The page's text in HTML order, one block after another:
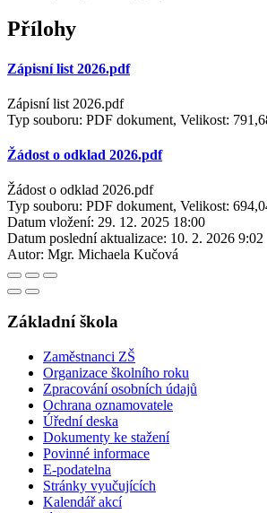
Přílohy
Zápisní list 2026.pdf
Zápisní list 2026.pdf
Typ souboru: PDF dokument, Velikost:
Žádost o odklad 2026.pdf
Žádost o odklad 2026.pdf
Typ souboru: PDF dokument, Velikost:
Datum vložení: 29. 12. 2025 18:00
Datum poslední aktualizace: 10. 2. 2026 9:02
Autor: Mgr. Michaela Kučová
Základní škola
Zaměstnanci ZŠ
Organizace školního roku
Zpracování osobních údajů
Ochrana oznamovatele
Úřední deska
Dokumenty ke stažení
Povinné informace
E-podatelna
Stránky vyučujících
Kalendář akcí